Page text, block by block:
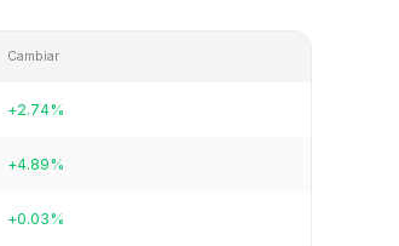
Cambiar
+2.74%
+4.89%
+0.03%